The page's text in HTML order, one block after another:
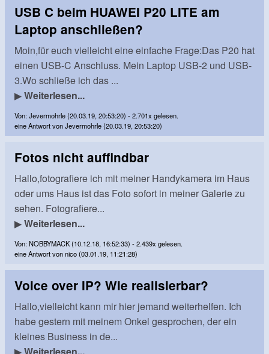
USB C beim HUAWEI P20 LITE am
Laptop anschließen?
Moin,für euch vielleicht eine einfache Frage:Das P20 hat
einen USB-C Anschluss. Mein Laptop USB-2 und USB-
3.Wo schließe ich das ...
▶Weiterlesen...
Von: Jevermohrle (20.03.19, 20:53:20) - 2.701x gelesen.
eine Antwort von Jevermohrle (20.03.19, 20:53:20)
Fotos nicht auffindbar
Hallo,fotografiere ich mit meiner Handykamera im Haus
oder ums Haus ist das Foto sofort in meiner Galerie zu
sehen. Fotografiere...
▶Weiterlesen...
Von: NOBBYMACK (10.12.18, 16:52:33) - 2.439x gelesen.
eine Antwort von nico (03.01.19, 11:21:28)
Voice over IP? Wie realisierbar?
Hallo,vielleicht kann mir hier jemand weiterhelfen. Ich
habe gestern mit meinem Onkel gesprochen, der ein
kleines Business in de...